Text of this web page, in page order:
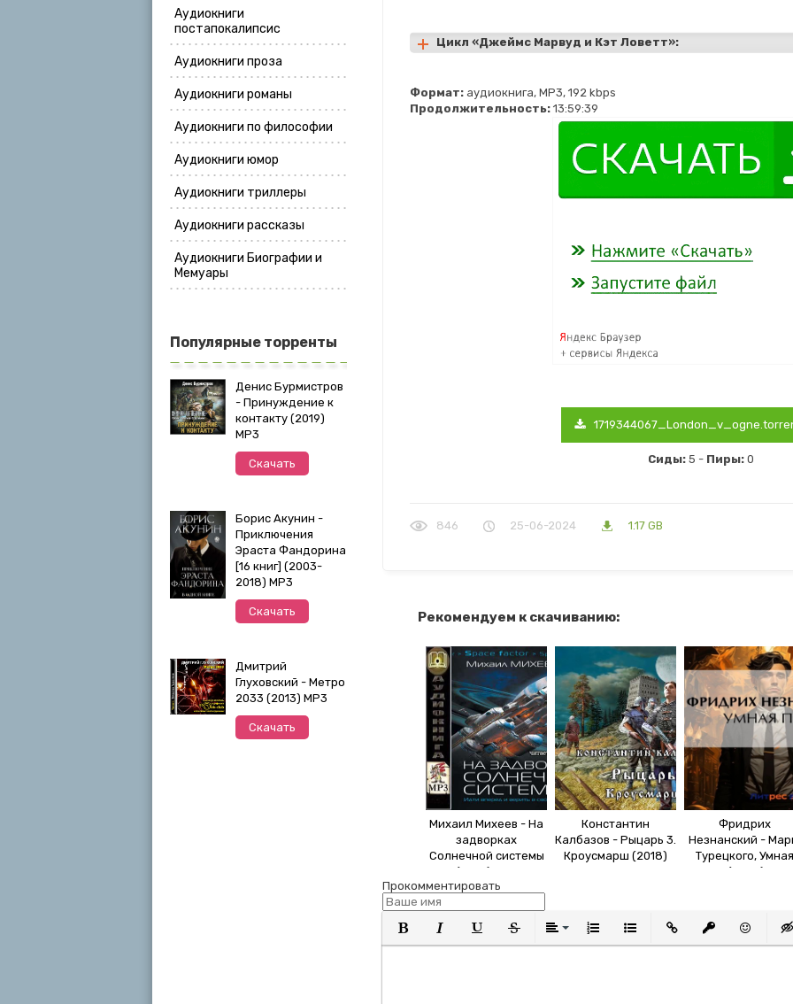
Аудиокниги
постапокалипсис
Аудиокниги проза
Аудиокниги романы
Аудиокниги по философии
Аудиокниги юмор
Аудиокниги триллеры
Аудиокниги рассказы
Аудиокниги Биографии и
Мемуары
Популярные торренты
Денис Бурмистров
- Принуждение к
контакту (2019)
MP3
Скачать
Борис Акунин -
Приключения
Эраста Фандорина
[16 книг] (2003-
2018) МР3
Скачать
Дмитрий
Глуховский - Метро
2033 (2013) MP3
Скачать
Цикл «Джеймс Марвуд и Кэт Ловетт»:
Формат: аудиокнига, MP3, 192 kbps
Продолжительность: 13:59:39
Сиды: 5 - Пиры: 0
846 25-06-2024 1.17 GB
Рекомендуем к скачиванию:
Михаил Михеев - На
задворках
Солнечной системы
(2018) MP3
Константин
Калбазов - Рыцарь 3.
Кроусмарш (2018)
Фридрих
Незнанский -
Турецкого, Умная
пуля (2023) МР3
Прокомментировать
Полужирный
КурсивПодчеркнутый
ЗачеркнутыйВыравнивание
Нумерованный список
Маркированный список
Вставить ссылку
Вставить